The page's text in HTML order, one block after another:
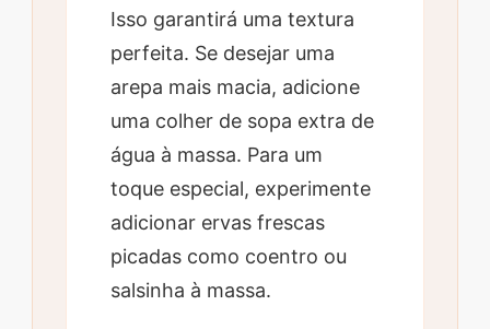
Isso garantirá uma textura
perfeita. Se desejar uma
arepa mais macia, adicione
uma colher de sopa extra de
água à massa. Para um
toque especial, experimente
adicionar ervas frescas
picadas como coentro ou
salsinha à massa.